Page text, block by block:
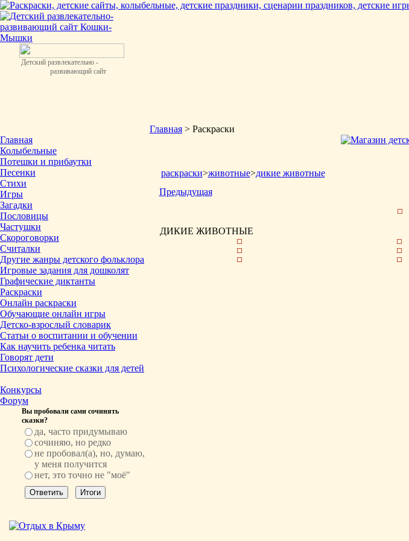
Детский развлекательно -
развивающий сайт
Главная
Колыбельные
Потешки и прибаутки
Песенки
Стихи
Игры
Загадки
Пословицы
Частушки
Скороговорки
Считалки
Другие жанры детского фольклора
Игровые задания для дошколят
Графические диктанты
Раскраски
Онлайн раскраски
Обучающие онлайн игры
Детско-взрослый словарик
Статьи о воспитании и обучении
Как научить ребенка читать
Говорят дети
Психологические сказки для детей
Конкурсы
Форум
Вы пробовали сами сочинять
сказки?
да, часто придумываю
сочиняю, но редко
не пробовал(а), но, думаю,
у меня получится
нет, это точно не "моё"
Главная > Раскраски
раскраски>животные>дикие животные
Предыдущая
ДИКИЕ ЖИВОТНЫЕ